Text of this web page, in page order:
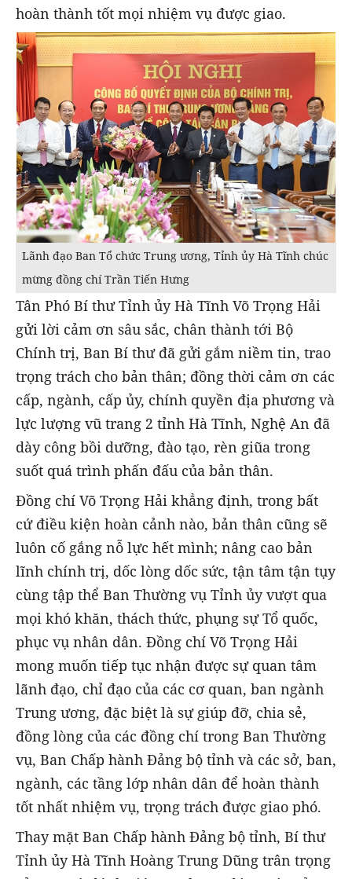
hoàn thành tốt mọi nhiệm vụ được giao.
Lãnh đạo Ban Tổ chức Trung ương, Tỉnh ủy Hà Tĩnh chúc
mừng đồng chí Trần Tiến Hưng
Tân Phó Bí thư Tỉnh ủy Hà Tĩnh Võ Trọng Hải
gửi lời cảm ơn sâu sắc, chân thành tới Bộ
Chính trị, Ban Bí thư đã gửi gắm niềm tin, trao
trọng trách cho bản thân; đồng thời cảm ơn các
cấp, ngành, cấp ủy, chính quyền địa phương và
lực lượng vũ trang 2 tỉnh Hà Tĩnh, Nghệ An đã
dày công bồi dưỡng, đào tạo, rèn giũa trong
suốt quá trình phấn đấu của bản thân.
Đồng chí Võ Trọng Hải khẳng định, trong bất
cứ điều kiện hoàn cảnh nào, bản thân cũng sẽ
luôn cố gắng nỗ lực hết mình; nâng cao bản
lĩnh chính trị, dốc lòng dốc sức, tận tâm tận tụy
cùng tập thể Ban Thường vụ Tỉnh ủy vượt qua
mọi khó khăn, thách thức, phụng sự Tổ quốc,
phục vụ nhân dân. Đồng chí Võ Trọng Hải
mong muốn tiếp tục nhận được sự quan tâm
lãnh đạo, chỉ đạo của các cơ quan, ban ngành
Trung ương, đặc biệt là sự giúp đỡ, chia sẻ,
đồng lòng của các đồng chí trong Ban Thường
vụ, Ban Chấp hành Đảng bộ tỉnh và các sở, ban,
ngành, các tầng lớp nhân dân để hoàn thành
tốt nhất nhiệm vụ, trọng trách được giao phó.
Thay mặt Ban Chấp hành Đảng bộ tỉnh, Bí thư
Tỉnh ủy Hà Tĩnh Hoàng Trung Dũng trân trọng